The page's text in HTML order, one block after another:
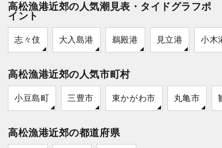
高松漁港近郊の人気潮見表・タイドグラフポ
イント
志々伎 大入島港 鵜殿港 見立港 小木
高松漁港近郊の人気市町村
小豆島町 三豊市 東かがわ市 丸亀市
高松漁港近郊の都道府県